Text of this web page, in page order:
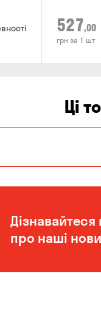
527,00
грн за 1 шт
Ці
про наші